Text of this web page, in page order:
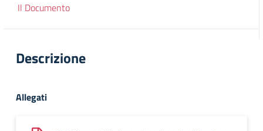
Il Documento
Descrizione
Allegati